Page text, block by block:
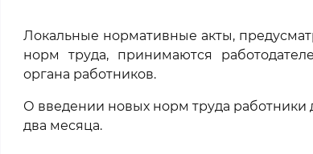
Локальные нормативные акты,
норм труда, принимаются
органа работников.
О введении новых норм труда
два месяца.